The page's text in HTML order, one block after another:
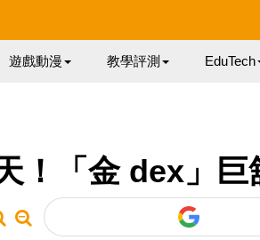
遊戲動漫 教學評測 EduTech
！「金 dex」巨